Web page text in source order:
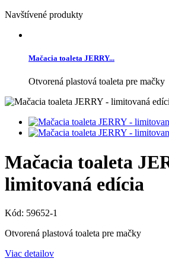
Navštívené produkty
Mačacia toaleta JERRY...
Otvorená plastová toaleta pre mačky
Mačacia toaleta
limitovaná edícia
Kód: 59652-1
Otvorená plastová toaleta pre mačky
Viac detailov